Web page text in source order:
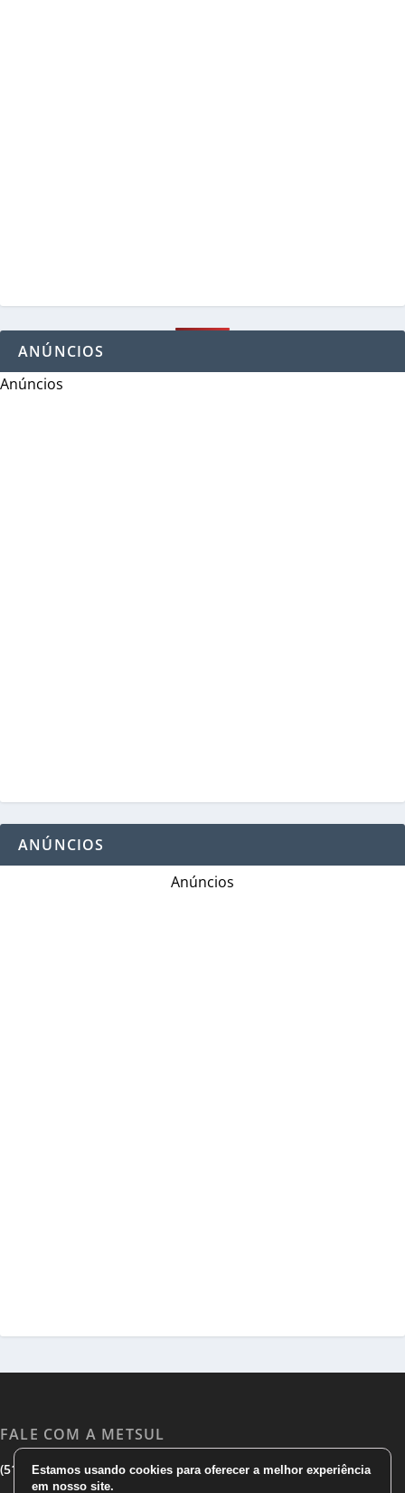
ANÚNCIOS
Anúncios
ANÚNCIOS
Anúncios
FALE COM A METSUL
(51) 3533 1983|(51)3785 7752| comercial@metsul.com
Estamos usando cookies para oferecer a melhor experiência
em nosso site.